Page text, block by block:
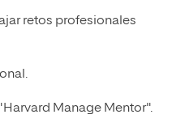
retos profesionales
Manage Mentor".